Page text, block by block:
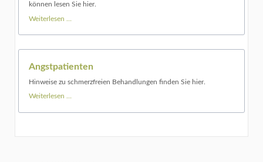
können lesen Sie hier.
Weiterlesen …
Angstpatienten
Hinweise zu schmerzfreien Behandlungen finden Sie hier.
Weiterlesen …